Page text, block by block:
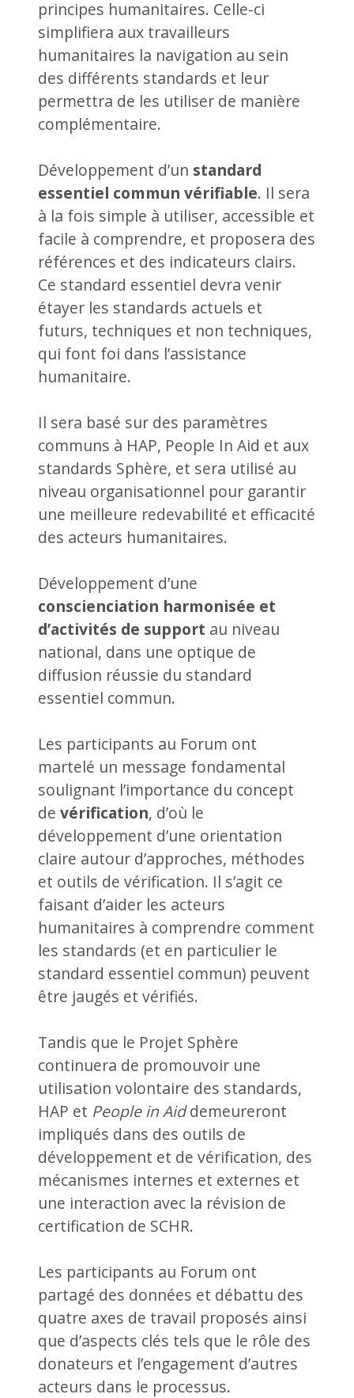
principes humanitaires. Celle-ci
simplifiera aux travailleurs
humanitaires la navigation au sein
des différents standards et leur
permettra de les utiliser de manière
complémentaire.
Développement d’un standard
essentiel commun vérifiable. Il sera
à la fois simple à utiliser, accessible et
facile à comprendre, et proposera des
références et des indicateurs clairs.
Ce standard essentiel devra venir
étayer les standards actuels et
futurs, techniques et non techniques,
qui font foi dans l’assistance
humanitaire.
Il sera basé sur des paramètres
communs à HAP, People In Aid et aux
standards Sphère, et sera utilisé au
niveau organisationnel pour garantir
une meilleure redevabilité et efficacité
des acteurs humanitaires.
Développement d’une
conscienciation harmonisée et
d’activités de support au niveau
national, dans une optique de
diffusion réussie du standard
essentiel commun.
Les participants au Forum ont
martelé un message fondamental
soulignant l’importance du concept
devérification, d’où le
développement d’une orientation
claire autour d’approches, méthodes
et outils de vérification. Il s’agit ce
faisant d’aider les acteurs
humanitaires à comprendre comment
les standards (et en particulier le
standard essentiel commun) peuvent
être jaugés et vérifiés.
Tandis que le Projet Sphère
continuera de promouvoir une
utilisation volontaire des standards,
HAP et People in Aiddemeureront
impliqués dans des outils de
développement et de vérification, des
mécanismes internes et externes et
une interaction avec la révision de
certification de SCHR.
Les participants au Forum ont
partagé des données et débattu des
quatre axes de travail proposés ainsi
que d’aspects clés tels que le rôle des
donateurs et l’engagement d’autres
acteurs dans le processus.